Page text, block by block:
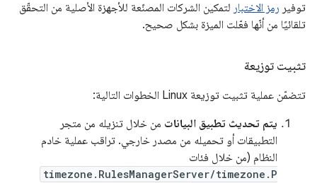
توفير رمز الاختبار لتمكين الشركات المصنّعة للأجهزة الأصلية من التحقّق
تلقائيًا من أنّها فعّلت الميزة بشكل صحيح.
تثبيت توزيعة
تتضمّن عملية تثبيت توزيعة Linux الخطوات التالية:
يتم تحديث تطبيق البيانات من خلال تنزيله من متجر
التطبيقات أو تحميله من مصدر خارجي. تراقب عملية خادم
النظام (من خلال فئات
timezone.RulesManagerServer/timezone.P